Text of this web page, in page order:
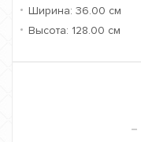
Ширина: 36.00 см
Высота: 128.00 см
-